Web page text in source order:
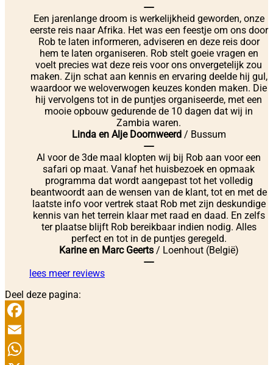
----
Een jarenlange droom is werkelijkheid geworden, onze
eerste reis naar Afrika. Het was een feestje om ons door
Rob te laten informeren, adviseren en deze reis door
hem te laten organiseren. Rob stelt goeie vragen en
voelt precies wat deze reis voor ons onvergetelijk zou
maken. Zijn schat aan kennis en ervaring deelde hij gul,
waardoor we weloverwogen keuzes konden maken. Die
hij vervolgens tot in de puntjes organiseerde, met een
mooie opbouw gedurende de 10 dagen dat wij in
Zambia waren.
Linda en Alje Doornweerd / Bussum
----
Al voor de 3de maal klopten wij bij Rob aan voor een
safari op maat. Vanaf het huisbezoek en opmaak
programma dat wordt aangepast tot het volledig
beantwoordt aan de wensen van de klant, tot en met de
laatste info voor vertrek staat Rob met zijn deskundige
kennis van het terrein klaar met raad en daad. En zelfs
ter plaatse blijft Rob bereikbaar indien nodig. Alles
perfect en tot in de puntjes geregeld.
Karine en Marc Geerts / Loenhout (België)
----
lees meer reviews
Deel deze pagina:
Facebook
Email